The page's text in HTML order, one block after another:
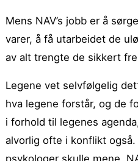
Mens NAV’s jobb er å
varer, å få utarbeidet de
av alt trengte de sikkert
Legene vet selvfølgelig
hva legene forstår, og de
i forhold til legenes
alvorlig ofte i konflikt